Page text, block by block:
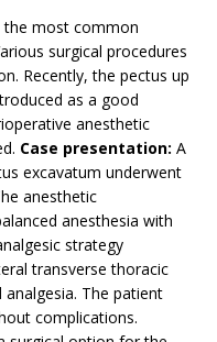
the most common
surgical procedures
Recently, the pectus up
as a good
anesthetic
Case presentation: A
excavatum underwent
anesthetic
anesthesia with
strategy
transverse thoracic
The patient
complications.